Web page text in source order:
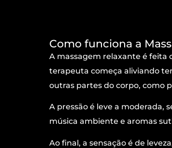
Como funciona a
A massagem relaxante é feita
terapeuta começa aliviando
outras partes do corpo, como
A pressão é leve a moderada,
música ambiente e aromas
Ao final, a sensação é de